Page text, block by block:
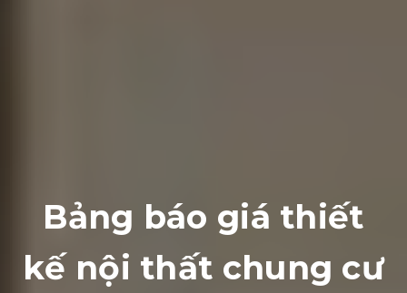
Bảng báo giá thiết
kế nội thất chung cư